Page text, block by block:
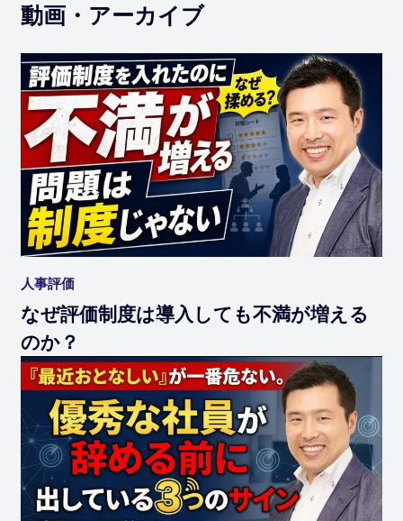
動画・アーカイブ
人事評価
なぜ評価制度は導入しても不満が増える
のか？